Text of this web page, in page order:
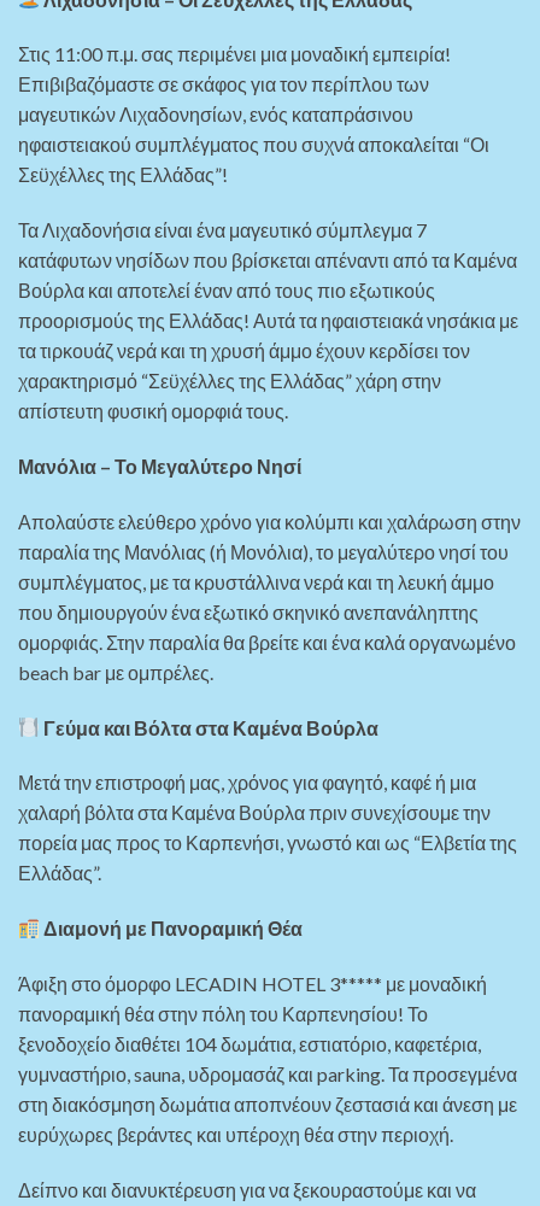
Στις 11:00 π.μ. σας περιμένει μια μοναδική εμπειρία!
Επιβιβαζόμαστε σε σκάφος για τον περίπλου των
μαγευτικών Λιχαδονησίων, ενός καταπράσινου
ηφαιστειακού συμπλέγματος που συχνά αποκαλείται “Οι
Σεϋχέλλες της Ελλάδας”!
Τα Λιχαδονήσια είναι ένα μαγευτικό σύμπλεγμα 7
κατάφυτων νησίδων που βρίσκεται απέναντι από τα Καμένα
Βούρλα και αποτελεί έναν από τους πιο εξωτικούς
προορισμούς της Ελλάδας! Αυτά τα ηφαιστειακά νησάκια με
τα τιρκουάζ νερά και τη χρυσή άμμο έχουν κερδίσει τον
χαρακτηρισμό “Σεϋχέλλες της Ελλάδας” χάρη στην
απίστευτη φυσική ομορφιά τους.
Μανόλια – Το Μεγαλύτερο Νησί
Απολαύστε ελεύθερο χρόνο για κολύμπι και χαλάρωση στην
παραλία της Μανόλιας (ή Μονόλια), το μεγαλύτερο νησί του
συμπλέγματος, με τα κρυστάλλινα νερά και τη λευκή άμμο
που δημιουργούν ένα εξωτικό σκηνικό ανεπανάληπτης
ομορφιάς. Στην παραλία θα βρείτε και ένα καλά οργανωμένο
beach bar με ομπρέλες.
Γεύμα και Βόλτα στα Καμένα Βούρλα
Μετά την επιστροφή μας, χρόνος για φαγητό, καφέ ή μια
χαλαρή βόλτα στα Καμένα Βούρλα πριν συνεχίσουμε την
πορεία μας προς το Καρπενήσι, γνωστό και ως “Ελβετία της
Ελλάδας”.
Διαμονή με Πανοραμική Θέα
Άφιξη στο όμορφο LECADIN HOTEL 3***** με μοναδική
πανοραμική θέα στην πόλη του Καρπενησίου! Το
ξενοδοχείο διαθέτει 104 δωμάτια, εστιατόριο, καφετέρια,
γυμναστήριο, sauna, υδρομασάζ και parking. Τα προσεγμένα
στη διακόσμηση δωμάτια αποπνέουν ζεστασιά και άνεση με
ευρύχωρες βεράντες και υπέροχη θέα στην περιοχή.
Δείπνο και διανυκτέρευση για να ξεκουραστούμε και να